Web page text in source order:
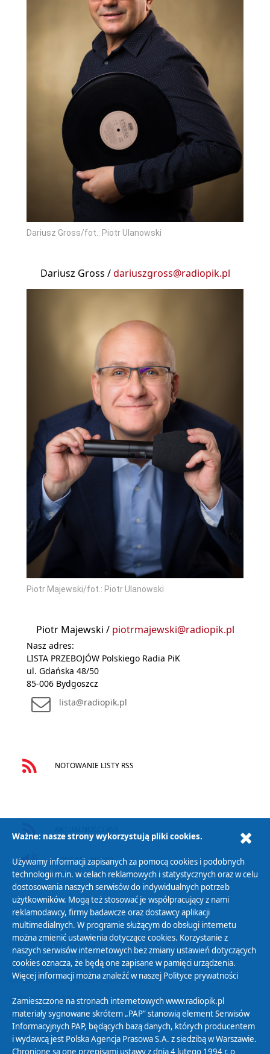
Dariusz Gross/fot.: Piotr Ulanowski
Dariusz Gross /dariuszgross@radiopik.pl
Piotr Majewski/fot.: Piotr Ulanowski
Piotr Majewski / piotrmajewski@radiopik.pl
Nasz adres:
LISTA PRZEBOJÓW Polskiego Radia PiK
ul. Gdańska 48/50
85-006 Bydgoszcz
lista@radiopik.pl
NOTOWANIE LISTY RSS
PODCAST AUDIO
Polityka Prywatności
Zasady korzystania z Serwisu
Organizacje Pożytku Publicznego
Cyfryzacja DAB+
Polityka ochrony danych osobowych
Abonament
Zamówienia publiczne
Ważne: nasze strony wykorzystują pliki cookies.
Używamy informacji zapisanych za pomocą cookies i podobnych
technologii m.in. w celach reklamowych i statystycznych oraz w celu
dostosowania naszych serwisów do indywidualnych potrzeb
użytkowników. Mogą też stosować je współpracujący z nami
reklamodawcy, firmy badawcze oraz dostawcy aplikacji
multimedialnych. W programie służącym do obsługi internetu
można zmienić ustawienia dotyczące cookies. Korzystanie z
naszych serwisów internetowych bez zmiany ustawień dotyczących
cookies oznacza, że będą one zapisane w pamięci urządzenia.
Więcej informacji można znaleźć w naszej Polityce prywatności
Zamieszczone na stronach internetowych www.radiopik.pl
materiały sygnowane skrótem „PAP” stanowią element Serwisów
Informacyjnych PAP, będących bazą danych, których producentem
i wydawcą jest Polska Agencja Prasowa S.A. z siedzibą w Warszawie.
Chronione są one przepisami ustawy z dnia 4 lutego 1994 r. o